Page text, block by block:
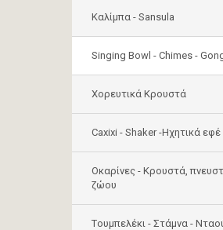
Καλίμπα - Sansula
Singing Bowl - Chimes -
Χορευτικά Κρουστά
Caxixi - Shaker -Ηχητικά εφέ
Οκαρίνες - Κρουστά,
ζώου
Tουμπελέκι - Στάμνα -